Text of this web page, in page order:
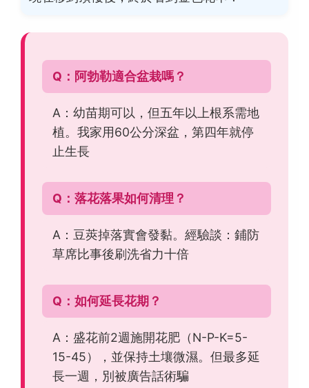
Q：阿勃勒適合盆栽嗎？
A：幼苗期可以，但五年以上根系需地
植。我家用60公分深盆，第四年就停
止生長
Q：落花落果如何清理？
A：豆莢掉落實會發黏。經驗談：鋪防
草席比事後刷洗省力十倍
Q：如何延長花期？
A：盛花前2週施開花肥（N-P-K=5-
15-45），並保持土壤微濕。但最多延
長一週，別被廣告話術騙